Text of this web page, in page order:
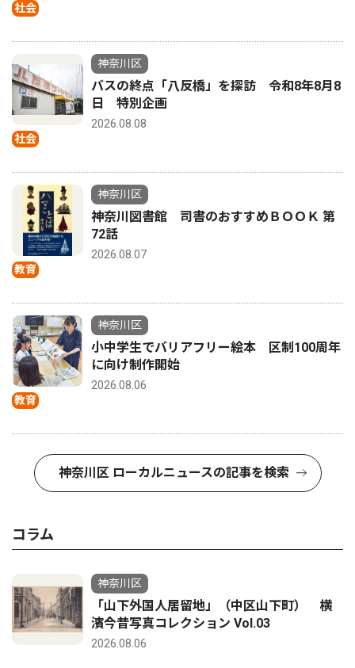
社会
社会
神奈川区
バスの終点「八反橋」を探訪 令和8年8月8
日 特別企画
2026.08.08
教育
神奈川区
神奈川図書館 司書のおすすめＢＯＯＫ 第
72話
2026.08.07
教育
神奈川区
小中学生でバリアフリー絵本 区制100周年
に向け制作開始
2026.08.06
神奈川区 ローカルニュースの記事を検索
コラム
神奈川区
「山下外国人居留地」（中区山下町） 横
濱今昔写真コレクション Vol.03
2026.08.06